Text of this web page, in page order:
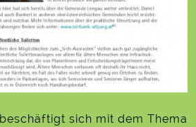
beschäftigt sich mit dem Thema